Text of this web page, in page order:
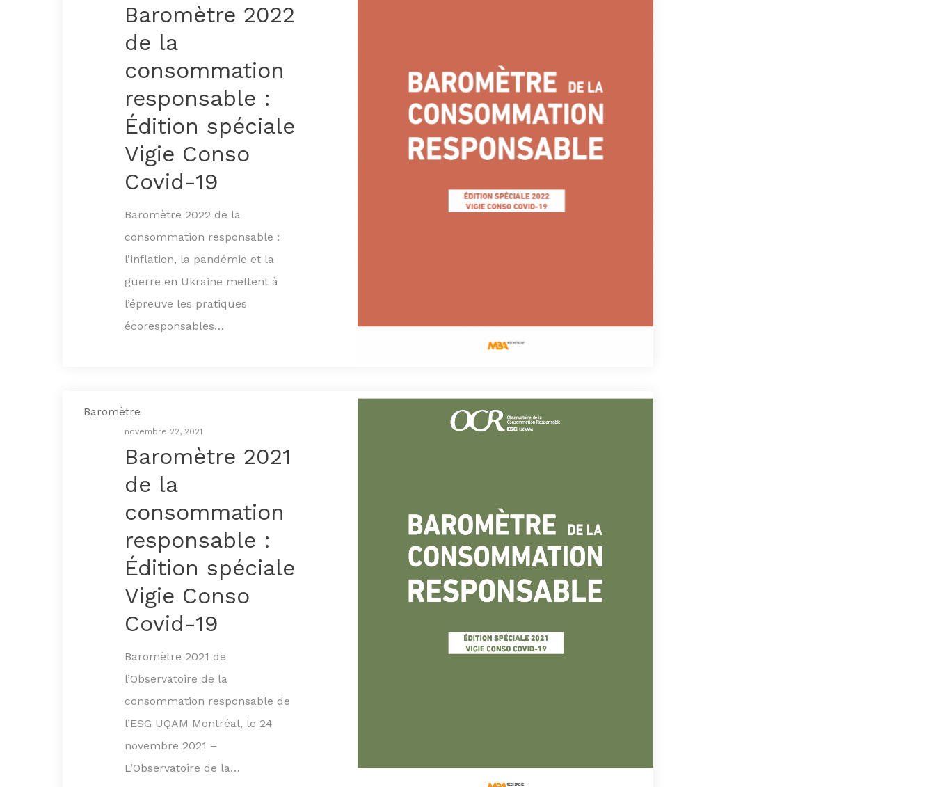
Baromètre 2022
de la
consommation
responsable :
Édition spéciale
Vigie Conso
Covid-19
Baromètre 2022 de la
consommation responsable :
l’inflation, la pandémie et la
guerre en Ukraine mettent à
l’épreuve les pratiques
écoresponsables…
Baromètre
novembre 22, 2021
Baromètre 2021
de la
consommation
responsable :
Édition spéciale
Vigie Conso
Covid-19
Baromètre 2021 de
l’Observatoire de la
consommation responsable de
l’ESG UQAM Montréal, le 24
novembre 2021 –
L’Observatoire de la…